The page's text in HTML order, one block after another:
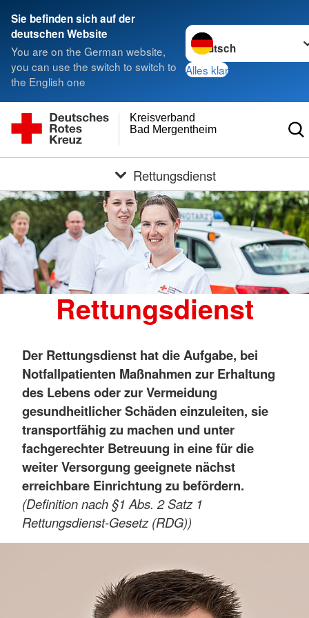
Sie befinden sich auf der
deutschen Website
You are on the German website,
you can use the switch to switch to
the English one
Sprache wechseln zu
Alles klar
Bad Mergentheim e.V.
Kreisverband
Rettungsdienst
Rettungsdienst
Der Rettungsdienst hat die Aufgabe, bei
Notfallpatienten Maßnahmen zur Erhaltung
des Lebens oder zur Vermeidung
gesundheitlicher Schäden einzuleiten, sie
transportfähig zu machen und unter
fachgerechter Betreuung in eine für die
weiter Versorgung geeignete nächst
erreichbare Einrichtung zu befördern.
(Definition nach §1 Abs. 2 Satz 1
Rettungsdienst-Gesetz (RDG))